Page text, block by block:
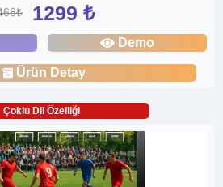
1299 ₺
Demo
Ürün Detay
Çoklu Dil Özelliği